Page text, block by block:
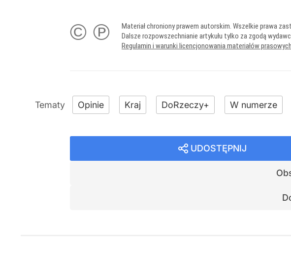
© ℗
Materiał chroniony prawem autorskim. Wszelkie prawa
Dalsze rozpowszechnianie artykułu tylko za zgodą
Regulamin i warunki licencjonowania materiałów prasowych
Opinie Kraj DoRzeczy+ W numerze
UDOSTĘPNIJ